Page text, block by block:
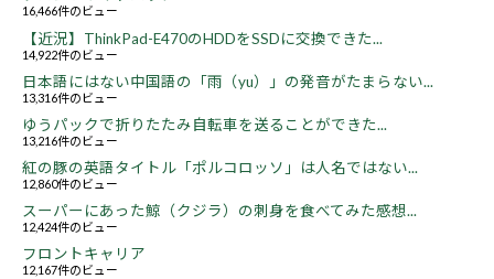
16,466件のビュー
【近況】ThinkPad-E470のHDDをSSDに交換できた...
14,922件のビュー
日本語にはない中国語の「雨（yu）」の発音がたまらない...
13,316件のビュー
ゆうパックで折りたたみ自転車を送ることができた...
13,216件のビュー
紅の豚の英語タイトル「ポルコロッソ」は人名ではない...
12,860件のビュー
スーパーにあった鯨（クジラ）の刺身を食べてみた感想...
12,424件のビュー
フロントキャリア
12,167件のビュー